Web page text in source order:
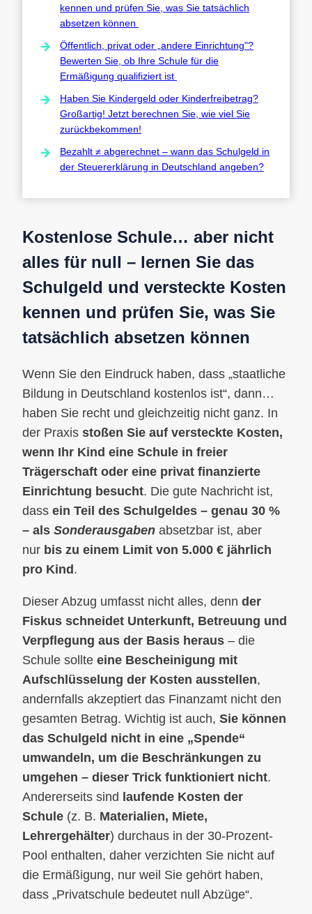
kennen und prüfen Sie, was Sie tatsächlich
absetzen können
Öffentlich, privat oder „andere Einrichtung"?
Bewerten Sie, ob Ihre Schule für die
Ermäßigung qualifiziert ist
Haben Sie Kindergeld oder Kinderfreibetrag?
Großartig! Jetzt berechnen Sie, wie viel Sie
zurückbekommen!
Bezahlt ≠ abgerechnet – wann das Schulgeld in
der Steuererklärung in Deutschland angeben?
Kostenlose Schule… aber nicht
alles für null – lernen Sie das
Schulgeld und versteckte Kosten
kennen und prüfen Sie, was Sie
tatsächlich absetzen können
Wenn Sie den Eindruck haben, dass „staatliche
Bildung in Deutschland kostenlos ist“, dann…
haben Sie recht und gleichzeitig nicht ganz. In
der Praxis stoßen Sie auf versteckte Kosten,
wenn Ihr Kind eine Schule in freier
Trägerschaft oder eine privat finanzierte
Einrichtung besucht. Die gute Nachricht ist,
dass ein Teil des Schulgeldes – genau 30 %
– als Sonderausgaben absetzbar ist, aber
nur bis zu einem Limit von 5.000 € jährlich
pro Kind.
Dieser Abzug umfasst nicht alles, denn der
Fiskus schneidet Unterkunft, Betreuung und
Verpflegung aus der Basis heraus – die
Schule sollte eine Bescheinigung mit
Aufschlüsselung der Kosten ausstellen,
andernfalls akzeptiert das Finanzamt nicht den
gesamten Betrag. Wichtig ist auch, Sie können
das Schulgeld nicht in eine „Spende“
umwandeln, um die Beschränkungen zu
umgehen – dieser Trick funktioniert nicht.
Andererseits sind laufende Kosten der
Schule (z. B. Materialien, Miete,
Lehrergehälter) durchaus in der 30-Prozent-
Pool enthalten, daher verzichten Sie nicht auf
die Ermäßigung, nur weil Sie gehört haben,
dass „Privatschule bedeutet null Abzüge“.